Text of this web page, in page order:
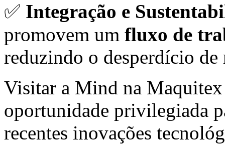
✅ Integração e
promovem um fluxo de
reduzindo o desperdício
Visitar a Mind na Maquitex
oportunidade privilegiada
recentes inovações